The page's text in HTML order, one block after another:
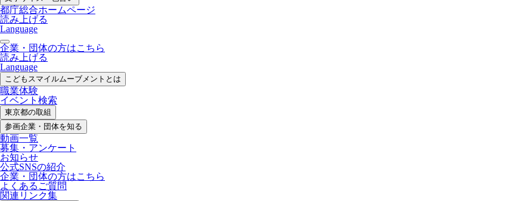
都庁総合ホームページ
読み上げる
Language
企業・団体の方はこちら
読み上げる
Language
こどもスマイルムーブメントとは
職業体験
イベント検索
東京都の取組
参画企業・ 団体を知る
動画一覧
募集・ アンケート
お知らせ
公式SNSの紹介
企業・団体の方はこちら
よくあるご質問
関連リンク集